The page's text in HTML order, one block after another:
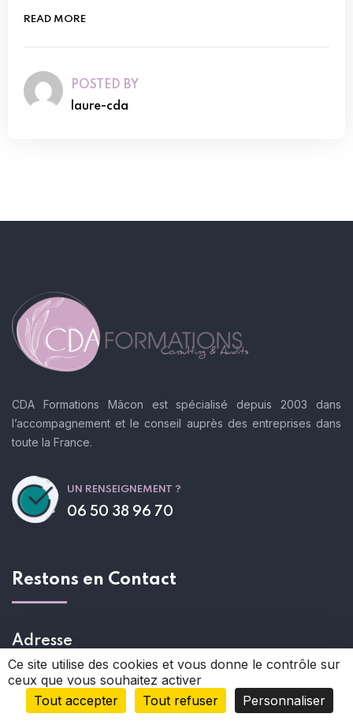
READ MORE
POSTED BY
laure-cda
CDA Formations Mâcon est spécialisé depuis 2003 dans
l’accompagnement et le conseil auprès des entreprises dans
toute la France.
UN RENSEIGNEMENT ?
06 50 38 96 70
Restons en Contact
Adresse
56 chemin des bergères01290 LAIZ
Contact
Ce site utilise des cookies et vous donne le contrôle sur
ceux que vous souhaitez activer
Tout accepter
Tout refuser Personnaliser